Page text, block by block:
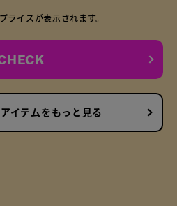
ライスが表示されます。
イテムをもっと見る